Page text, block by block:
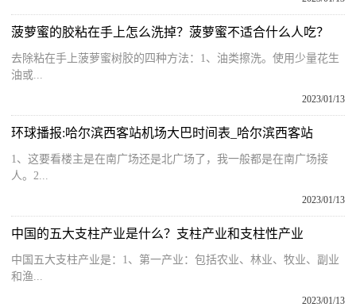
菠萝蜜的胶粘在手上怎么洗掉？菠萝蜜不适合什么人吃？
去除粘在手上菠萝蜜树胶的四种方法：1、油类擦洗。使用少量花生
油或...
2023/01/13
环球播报:哈尔滨西客站机场大巴时间表_哈尔滨西客站
1、这要看楼主是在南广场还是北广场了，我一般都是在南广场接
人。2...
2023/01/13
中国的五大支柱产业是什么？支柱产业和支柱性产业
中国五大支柱产业是：1、第一产业：包括农业、林业、牧业、副业
和渔...
2023/01/13